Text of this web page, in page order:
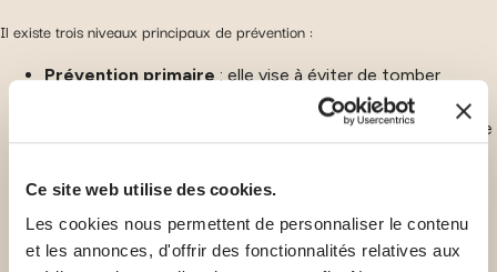
Ce site web utilise des cookies.
Les cookies nous permettent de personnaliser le contenu
et les annonces, d'offrir des fonctionnalités relatives aux
Il existe trois niveaux principaux de prévention :
Prévention primaire: elle vise à éviter de tomber
malade, comme l’administration de vaccins ou la
prévention du burn-out, en évitant de fumer ou de boire
physique, en utilisant un masque de protection lorsque
somme, la prévention primaire vise à empêcher les
populations de tomber malades.